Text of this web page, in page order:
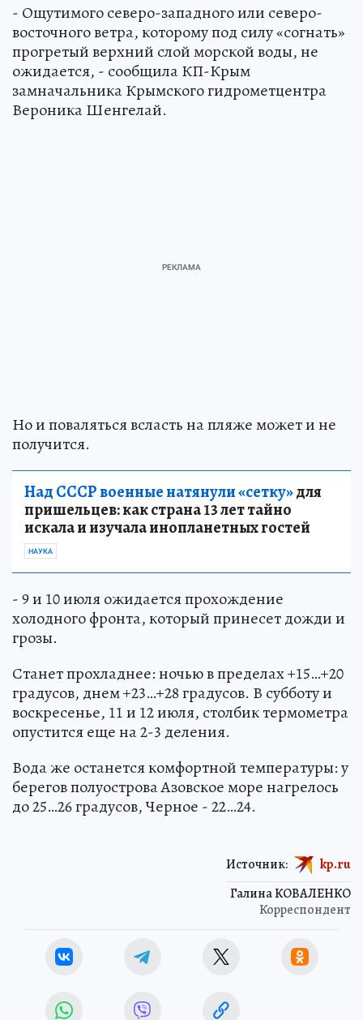
- Ощутимого северо-западного или северо-
восточного ветра, которому под силу «согнать»
прогретый верхний слой морской воды, не
ожидается, - сообщила КП-Крым
замначальника Крымского гидрометцентра
Вероника Шенгелай.
Но и поваляться всласть на пляже может и не
получится.
Над СССР военные натянули «сетку»для
пришельцев: как страна 13 лет тайно
искала и изучала инопланетных гостей
НАУКА
- 9 и 10 июля ожидается прохождение
холодного фронта, который принесет дожди и
грозы.
Станет прохладнее: ночью в пределах +15…+20
градусов, днем +23…+28 градусов. В субботу и
воскресенье, 11 и 12 июля, столбик термометра
опустится еще на 2-3 деления.
Вода же останется комфортной температуры: у
берегов полуострова Азовское море нагрелось
до 25…26 градусов, Черное - 22…24.
Галина КОВАЛЕНКО
Корреспондент
Источник: kp.ru